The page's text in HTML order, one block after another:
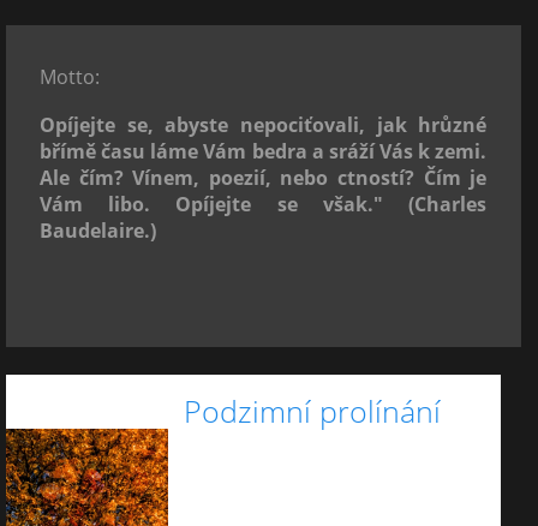
Motto:
Opíjejte se, abyste nepociťovali, jak hrůzné
břímě času láme Vám bedra a sráží Vás k zemi.
Ale čím? Vínem, poezií, nebo ctností? Čím je
Vám libo. Opíjejte se však."(Charles
Baudelaire.)
Podzimní prolínání